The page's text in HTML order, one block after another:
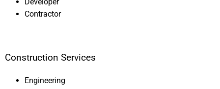
Contractor
Construction Services
Engineering